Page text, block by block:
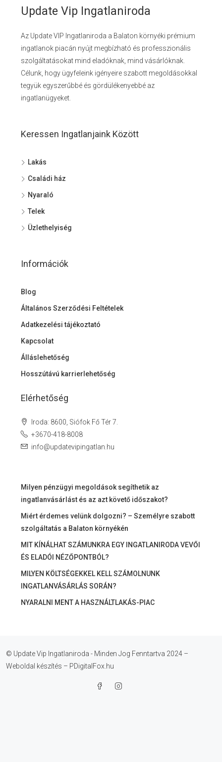
Update Vip Ingatlaniroda
Az Update VIP Ingatlaniroda a Balaton környéki prémium
ingatlanok piacán nyújt megbízható és professzionális
szolgáltatásokat mind eladóknak, mind vásárlóknak.
Célunk, hogy ügyfeleink igényeire szabott megoldásokkal
tegyük egyszerűbbé és gördülékenyebbé az
ingatlanügyeket.
Keressen Ingatlanjaink Között
Lakás
Családi ház
Nyaraló
Telek
Üzlethelyiség
Információk
Blog
Általános Szerződési Feltételek
Adatkezelési tájékoztató
Kapcsolat
Álláslehetőség
Hosszútávú karrierlehetőség
Elérhetőség
Iroda: 8600, Siófok Fő Tér 7.
+3670-418-8008
info@updatevipingatlan.hu
Milyen pénzügyi megoldások segíthetik az
ingatlanvásárlást és az azt követő időszakot?
Miért érdemes velünk dolgozni? – Személyre szabott
szolgáltatás a Balaton környékén
MIT KÍNÁLHAT SZÁMUNKRA EGY INGATLANIRODA VEVŐI
ÉS ELADÓI NÉZŐPONTBÓL?
MILYEN KÖLTSÉGEKKEL KELL SZÁMOLNUNK
INGATLANVÁSÁRLÁS SORÁN?
NYARALNI MENT A HASZNÁLTLAKÁS-PIAC
© Update Vip Ingatlaniroda - Minden Jog Fenntartva 2024 –
Weboldal készítés – PDigitalFox.hu